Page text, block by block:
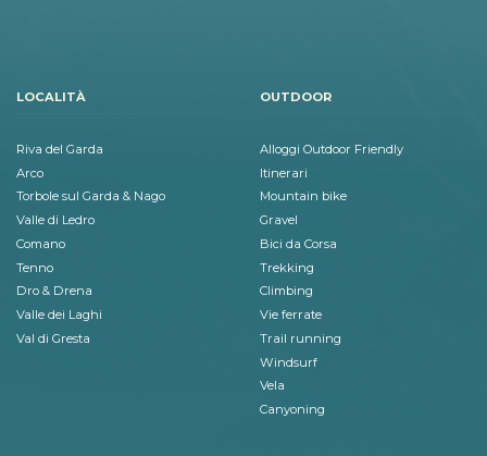
LOCALITÀ
Riva del Garda
Arco
Torbole sul Garda & Nago
Valle di Ledro
Comano
Tenno
Dro & Drena
Valle dei Laghi
Val di Gresta
OUTDOOR
Alloggi Outdoor Friendly
Itinerari
Mountain bike
Gravel
Bici da Corsa
Trekking
Climbing
Vie ferrate
Trail running
Windsurf
Vela
Canyoning